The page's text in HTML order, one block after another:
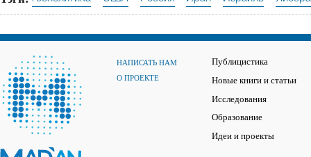
НАПИСАТЬ НАМ
О ПРОЕКТЕ
Публицистика
Новые книги и статьи
Исследования
Образование
Идеи и проекты